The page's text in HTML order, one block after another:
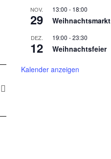
NOV.
29
13:00 - 18:00
Weihnachtsmarkt
DEZ.
12
19:00 -23:30
Weihnachtsfeier
Kalender anzeigen